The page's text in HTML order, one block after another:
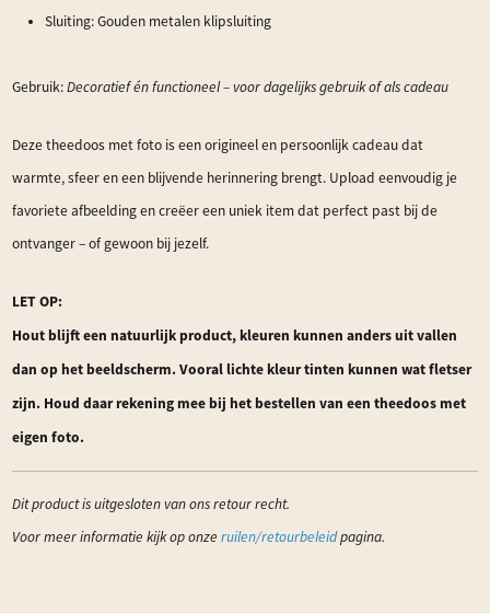
Sluiting: Gouden metalen klipsluiting
Gebruik:Decoratief én functioneel – voor dagelijks gebruik of als cadeau
Deze theedoos met foto is een origineel en persoonlijk cadeau dat
warmte, sfeer en een blijvende herinnering brengt. Upload eenvoudig je
favoriete afbeelding en creëer een uniek item dat perfect past bij de
ontvanger – of gewoon bij jezelf.
LET OP:
Hout blijft een natuurlijk product, kleuren kunnen anders uit vallen
dan op het beeldscherm. Vooral lichte kleur tinten kunnen wat fletser
zijn. Houd daar rekening mee bij het bestellen van een theedoos met
eigen foto.
Dit product is uitgesloten van ons retour recht.
Voor meer informatie kijk op onzeruilen/retourbeleidpagina.